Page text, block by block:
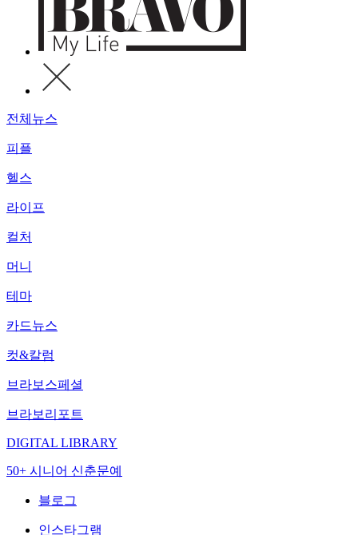
전체뉴스
피플
헬스
라이프
컬처
머니
테마
카드뉴스
컷&칼럼
브라보스페셜
브라보리포트
DIGITAL LIBRARY
50+ 시니어 신춘문예
블로그
인스타그램